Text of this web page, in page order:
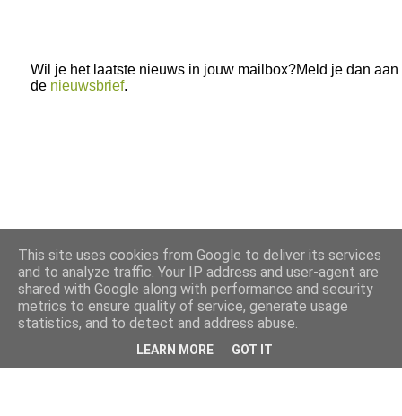
Wil je het laatste nieuws in jouw mailbox?Meld je dan aan
de nieuwsbrief.
This site uses cookies from Google to deliver its services
and to analyze traffic. Your IP address and user-agent are
shared with Google along with performance and security
metrics to ensure quality of service, generate usage
statistics, and to detect and address abuse.
LEARN MORE GOT IT